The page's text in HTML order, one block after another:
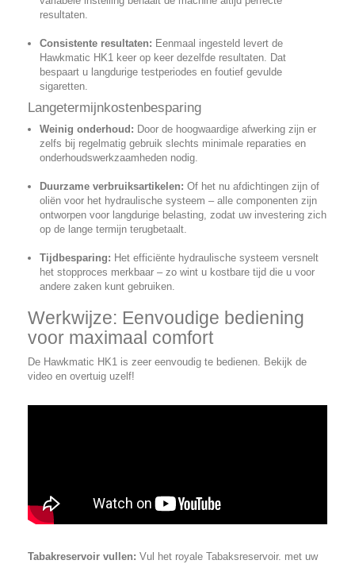
resultaten.
Consistente resultaten: Eenmaal ingesteld levert de
Hawkmatic HK1 keer op keer dezelfde resultaten. Dat
bespaart u langdurige testperiodes en foutief gevulde
sigaretten.
Langetermijnkostenbesparing
Weinig onderhoud: Door de hoogwaardige afwerking zijn er
zelfs bij regelmatig gebruik slechts minimale reparaties en
onderhoudswerkzaamheden nodig.
Duurzame verbruiksartikelen: Of het nu afdichtingen zijn of
oliën voor het hydraulische systeem – alle componenten zijn
ontworpen voor langdurige belasting, zodat uw investering zich
op de lange termijn terugbetaalt.
Tijdbesparing: Het efficiënte hydraulische systeem versnelt
het stopproces merkbaar – zo wint u kostbare tijd die u voor
andere zaken kunt gebruiken.
Werkwijze: Eenvoudige bediening
voor maximaal comfort
De Hawkmatic HK1 is zeer eenvoudig te bedienen. Bekijk de
video en overtuig uzelf!
Tabakreservoir vullen: Vul het royale Tabaksreservoir. met uw